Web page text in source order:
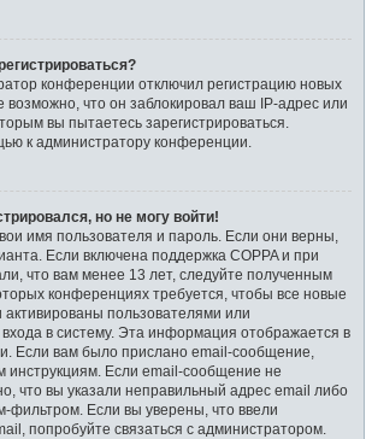
конференции отключил регистрацию новых
возможно, что он заблокировал ваш IP-адрес или
вы пытаетесь зарегистрироваться.
к администратору конференции.
но не могу войти!
имя пользователя и пароль. Если они верны,
Если включена поддержка COPPA и при
что вам менее 13 лет, следуйте полученным
конференциях требуется, чтобы все новые
пользователями или
в систему. Эта информация отображается в
Если вам было прислано email-сообщение,
инструкциям. Если email-сообщение не
что вы указали неправильный адрес email либо
фильтром. Если вы уверены, что ввели
попробуйте связаться с администратором.